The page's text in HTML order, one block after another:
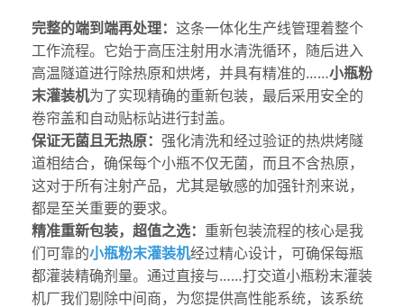
完整的端到端再处理： 这条一体化生产线管理着整个
工作流程。它始于高压注射用水清洗循环，随后进入
高温隧道进行除热原和烘烤，并具有精准的……小瓶粉
末灌装机为了实现精确的重新包装，最后采用安全的
卷帘盖和自动贴标站进行封盖。
保证无菌且无热原： 强化清洗和经过验证的热烘烤隧
道相结合，确保每个小瓶不仅无菌，而且不含热原，
这对于所有注射产品，尤其是敏感的加强针剂来说，
都是至关重要的要求。
精准重新包装，超值之选： 重新包装流程的核心是我
们可靠的小瓶粉末灌装机经过精心设计，可确保每瓶
都灌装精确剂量。通过直接与……打交道小瓶粉末灌装
机厂我们剔除中间商，为您提供高性能系统，该系统